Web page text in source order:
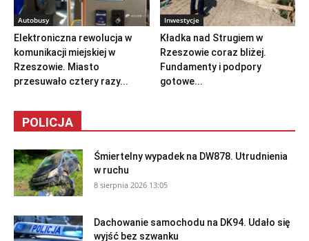
Autobusy
Elektroniczna rewolucja w
komunikacji miejskiej w
Rzeszowie. Miasto
przesuwało cztery razy...
Inwestycje
Kładka nad Strugiem w
Rzeszowie coraz bliżej.
Fundamenty i podpory
gotowe...
POLICJA
Śmiertelny wypadek na DW878. Utrudnienia
w ruchu
8 sierpnia 2026 13:05
Dachowanie samochodu na DK94. Udało się
wyjść bez szwanku